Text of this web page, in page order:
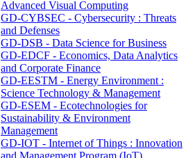
Advanced Visual Computing
GD-CYBSEC - Cybersecurity : Threats
and Defenses
GD-DSB - Data Science for Business
GD-EDCF - Economics, Data Analytics
and Corporate Finance
GD-EESTM - Energy Environment :
Science Technology & Management
GD-ESEM - Ecotechnologies for
Sustainability & Environment
Management
GD-IOT - Internet of Things : Innovation
and Management Program (IoT)